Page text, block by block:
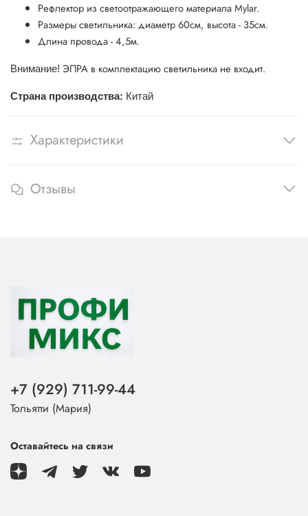
Рефлектор из светоотражающего материала Mylar.
Размеры светильника: диаметр 60см, высота - 35см.
Длина провода - 4,5м.
Внимание! ЭПРА в комплектацию светильника не входит.
Страна производства: Китай
Характеристики
Отзывы
+7 (929) 711-99-44
Тольятти (Мария)
Оставайтесь на связи